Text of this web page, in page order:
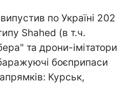
по Україні 202
Shahed (в т.ч.
та дрони-імітатори
боєприпаси
Курськ,